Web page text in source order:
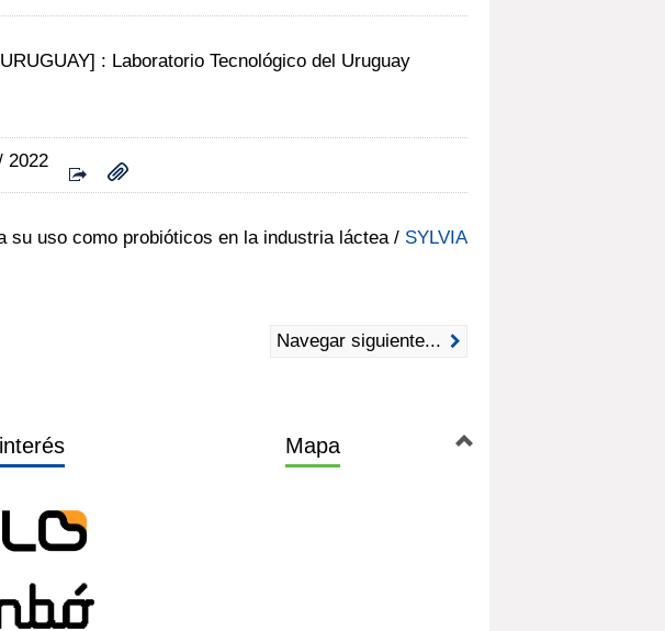
: Laboratorio Tecnológico del Uruguay
2022
uso como probióticos en la industria láctea/ SYLVIA
Navegar siguiente...
Mapa